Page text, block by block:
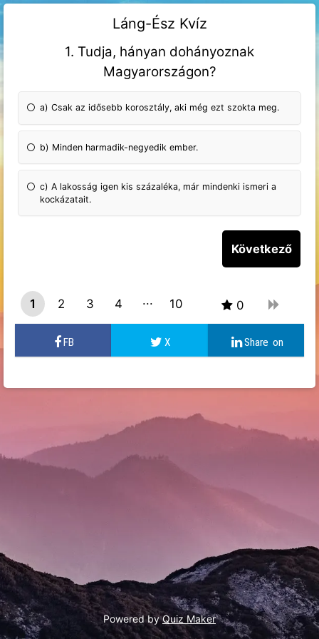
Láng-Ész Kvíz
1. Tudja, hányan dohányoznak
Magyarországon?
a) Csak az idősebb korosztály, aki még ezt szokta meg.
b) Minden harmadik-negyedik ember.
c) A lakosság igen kis százaléka, már mindenki ismeri a
kockázatait.
1 2 3
4
9
10 0
Powered by Quiz Maker